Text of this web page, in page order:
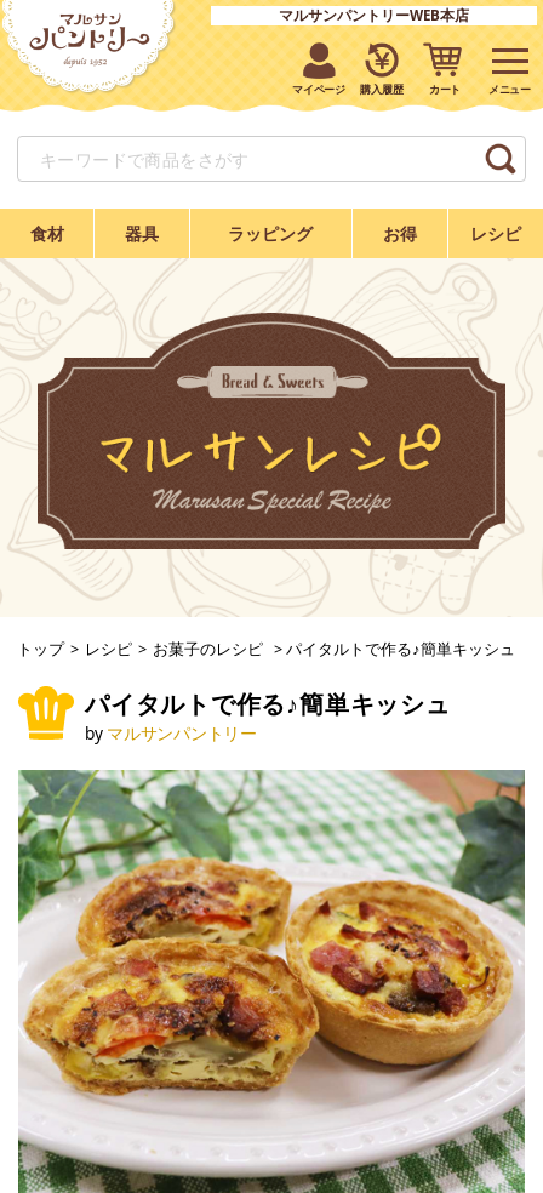
マルサンパントリーWEB本店
マイページ 購入履歴 カート
食材 器具 ラッピング お得 レシピ
トップ > レシピ > お菓子のレシピ >パイタルトで作る♪簡単キッシュ
パイタルトで作る♪簡単キッシュ
by マルサンパントリー